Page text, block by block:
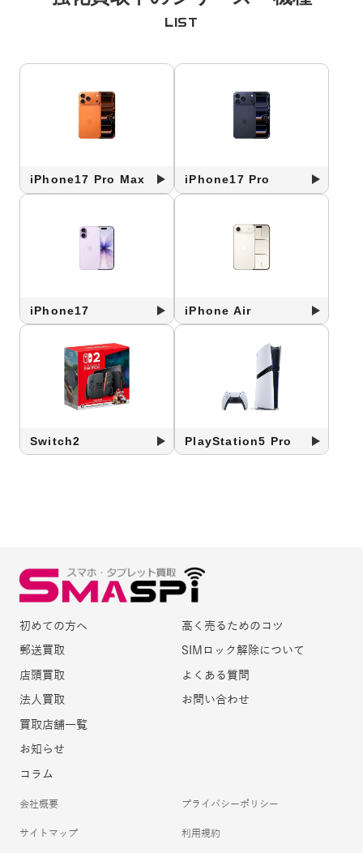
LIST
iPhone17 Pro Max iPhone17 Pro
iPhone17 iPhone Air
Switch2 PlayStation5 Pro
初めての方へ
郵送買取
店頭買取
法人買取
買取店舗一覧
お知らせ
コラム
高く売るためのコツ
SIMロック解除について
よくある質問
お問い合わせ
会社概要 プライバシーポリシー
サイトマップ 利用規約